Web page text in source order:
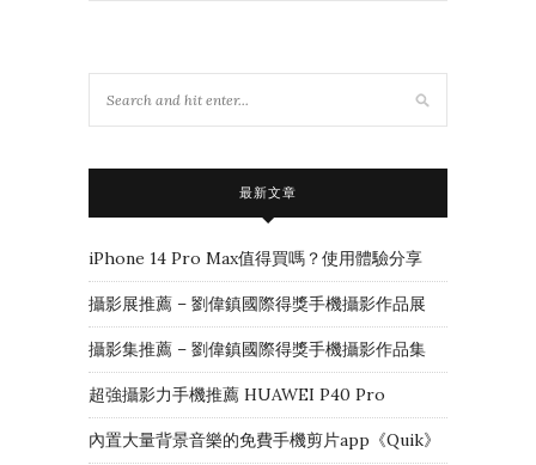
最新文章
iPhone 14 Pro Max值得買嗎？使用體驗分享
攝影展推薦 – 劉偉鎮國際得獎手機攝影作品展
攝影集推薦 – 劉偉鎮國際得獎手機攝影作品集
超強攝影力手機推薦 HUAWEI P40 Pro
內置大量背景音樂的免費手機剪片app《Quik》